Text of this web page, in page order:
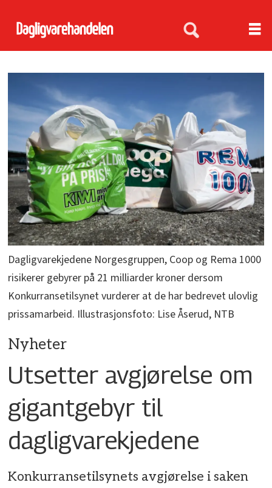
Dagligvarekjedene Norgesgruppen, Coop og Rema 1000
risikerer gebyrer på 21 milliarder kroner dersom
Konkurransetilsynet vurderer at de har bedrevet ulovlig
prissamarbeid. Illustrasjonsfoto: Lise Åserud, NTB
Nyheter
Utsetter avgjørelse om
gigantgebyr til
dagligvarekjedene
Konkurransetilsynets avgjørelse i saken